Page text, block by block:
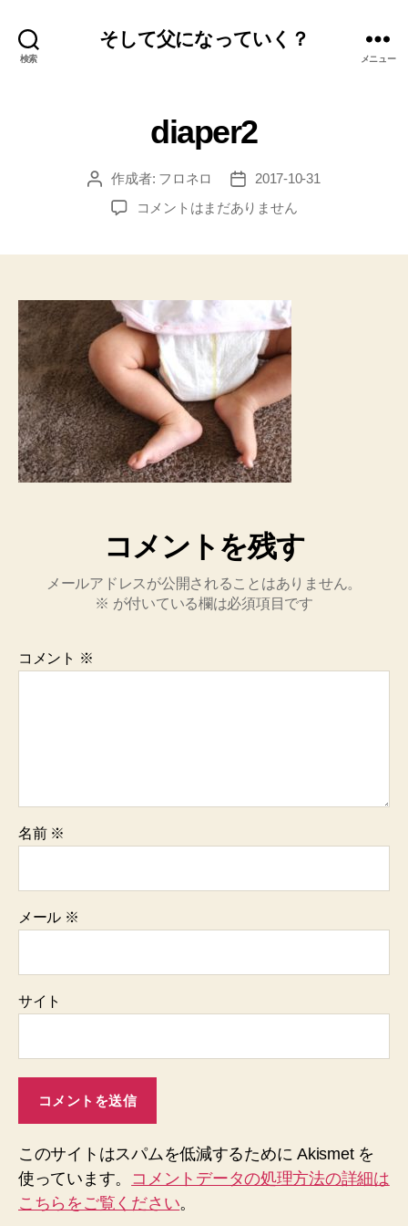
検索
そして父になっていく？
メニュー
diaper2
投
作成者: フロネロ
投
稿
日
2017-10-31
diaper2
コメントはまだありません
コメントを残す
メールアドレスが公開されることはありません。
※ が付いている欄は必須項目です
コメント ※
名前 ※
メール ※
サイト
このサイトはスパムを低減するために Akismet を
使っています。 コメントデータの処理方法の詳細は
こちらをご覧ください。